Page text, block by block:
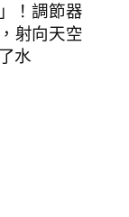
！調節器
射向天空
水